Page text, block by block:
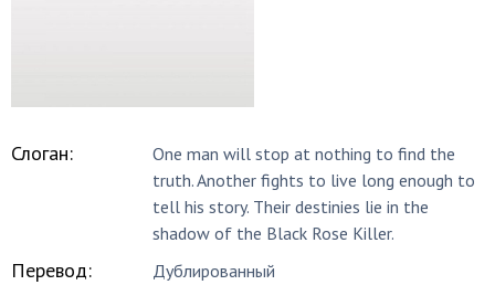
Слоган:
One man will stop at nothing to find the
truth. Another fights to live long enough to
tell his story. Their destinies lie in the
shadow of the Black Rose Killer.
Перевод: Дублированный